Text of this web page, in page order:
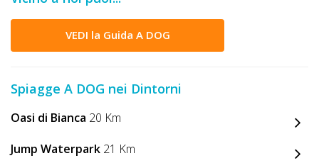
INFO
DOG
CHIEDI
VEDI la Guida A DOG
Spiagge A DOG nei Dintorni
Oasi di Bianca 20 Km
Jump Waterpark 21 Km